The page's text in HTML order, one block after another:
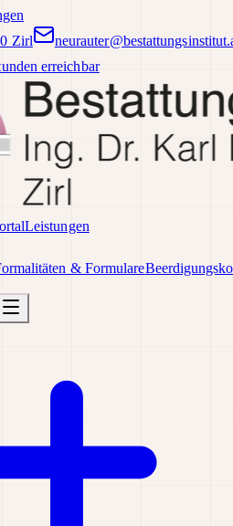
Zirl
erreichbar
Leistungen
& Formulare